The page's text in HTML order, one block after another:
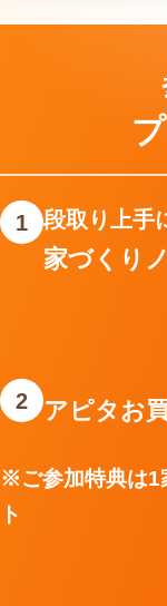
1 段取り上手
家づくり
2 アピタお
※ご参加特典は1
ト